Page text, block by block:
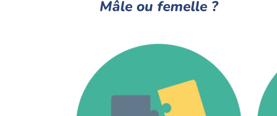
Mâle ou femelle ?